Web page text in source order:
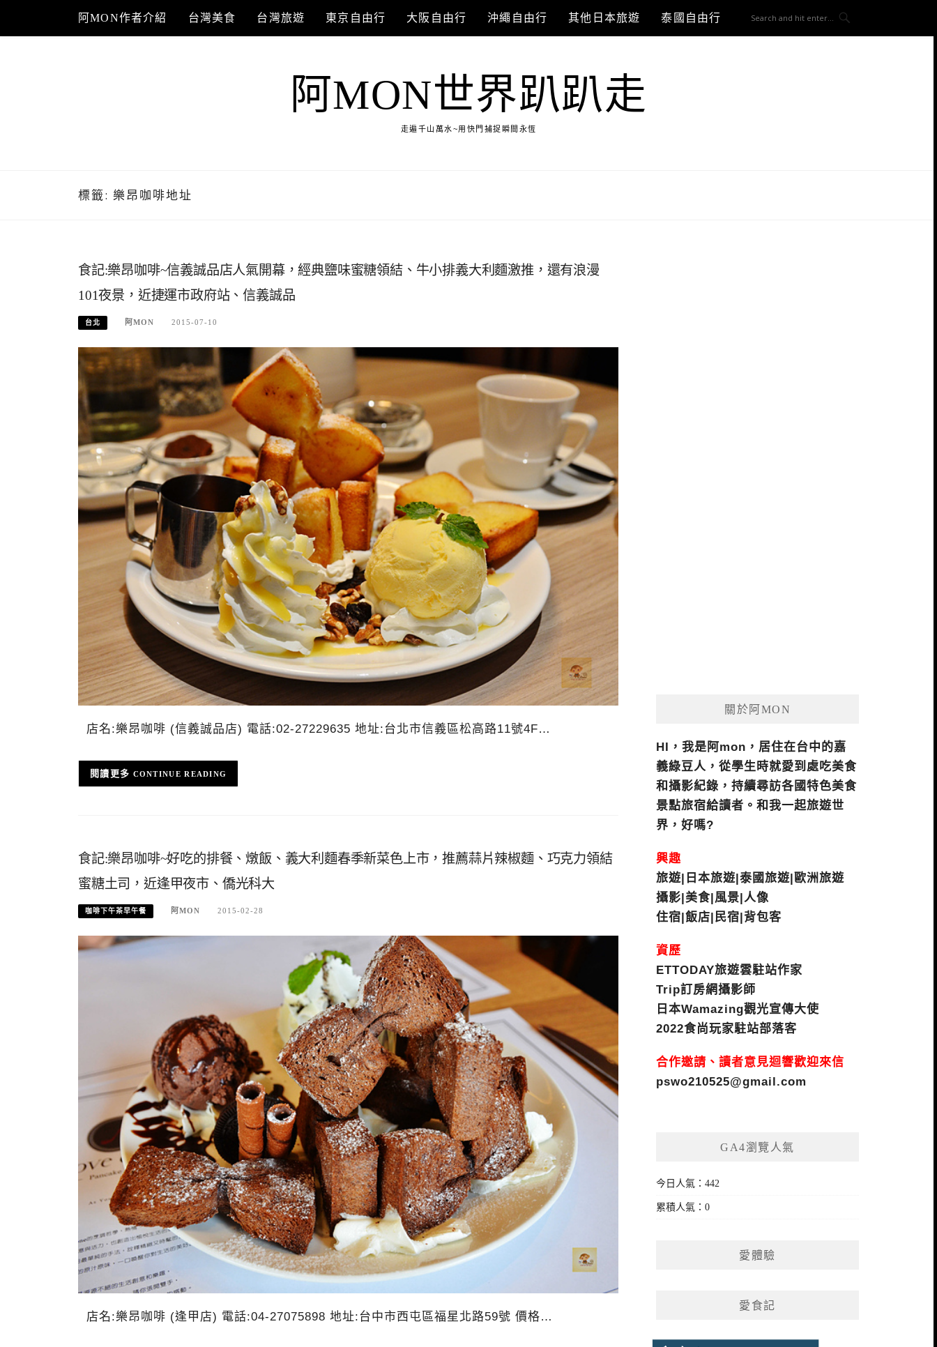
content
阿MON作者介紹 台灣美食 台灣旅遊 東京自由行 大阪自由行 沖繩自由行 其他日本旅遊 泰國自由行
阿MON世界趴趴走
走遍千山萬水~用快門捕捉瞬間永恆
標籤: 樂昂咖啡地址
食記:樂昂咖啡~信義誠品店人氣開幕，經典鹽味蜜糖領結、牛小排義大利麵激推，還有浪漫
101夜景，近捷運市政府站、信義誠品
台北 阿MON 2015-07-10
店名:樂昂咖啡 (信義誠品店) 電話:02-27229635 地址:台北市信義區松高路11號4F…
CONTINUE READING
食記:樂昂咖啡~好吃的排餐、燉飯、義大利麵春季新菜色上市，推薦蒜片辣椒麵、巧克力領結
蜜糖土司，近逢甲夜市、僑光科大
咖啡下午茶早午餐 阿MON 2015-02-28
店名:樂昂咖啡 (逢甲店) 電話:04-27075898 地址:台中市西屯區福星北路59號 價格…
關於阿MON
HI，我是阿mon，居住在台中的嘉
義綠豆人，從學生時就愛到處吃美食
和攝影紀錄，持續尋訪各國特色美食
景點旅宿給讀者。和我一起旅遊世
界，好嗎?
興趣
旅遊|日本旅遊|泰國旅遊|歐洲旅遊
攝影|美食|風景|人像
住宿|飯店|民宿|背包客
資歷
ETTODAY旅遊雲駐站作家
Trip訂房網攝影師
日本Wamazing觀光宣傳大使
2022食尚玩家駐站部落客
合作邀請、讀者意見迴響歡迎來信
pswo210525@gmail.com
GA4瀏覽人氣
今日人氣：442
累積人氣：0
愛體驗
愛食記